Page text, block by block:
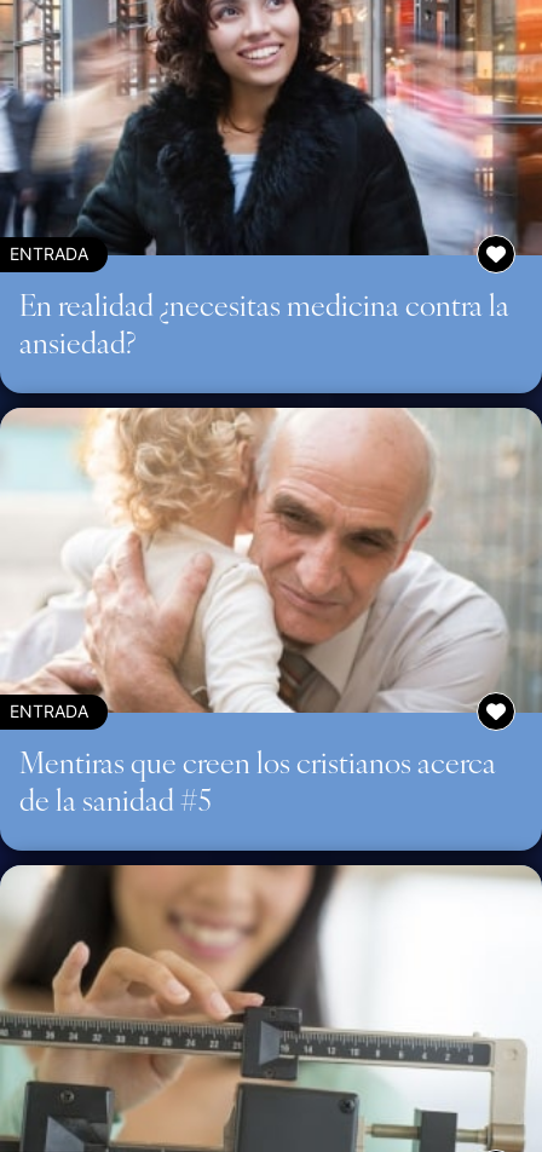
ENTRADA
En realidad ¿necesitas medicina contra la
ansiedad?
ENTRADA
Mentiras que creen los cristianos acerca
de la sanidad #5